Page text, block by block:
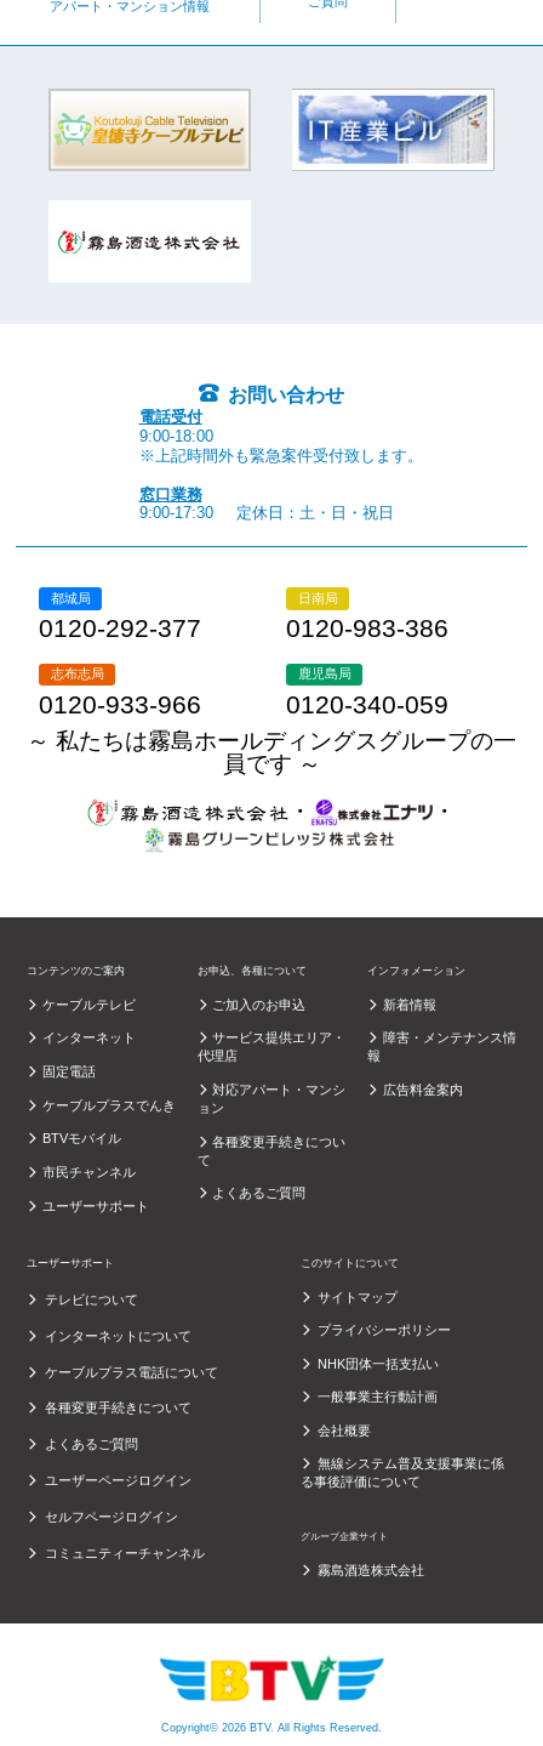
アパート・マンション情報
お問い合わせ
電話受付
9:00-18:00
※上記時間外も緊急案件受付致します。
窓口業務
9:00-17:30
定休日：土・日・祝日
都城局
0120-292-377
日南局
0120-983-386
志布志局
0120-933-966
鹿児島局
0120-340-059
～ 私たちは霧島ホールディングスグループの一
員です ～
・
・
コンテンツのご案内
ケーブルテレビ
インターネット
固定電話
ケーブルプラスでんき
BTVモバイル
市民チャンネル
ユーザーサポート
お申込、各種について
ご加入のお申込
サービス提供エリア・
代理店
対応アパート・マンシ
ョン
各種変更手続きについ
て
よくあるご質問
インフォメーション
新着情報
障害・メンテナンス情
報
広告料金案内
ユーザーサポート
テレビについて
インターネットについて
ケーブルプラス電話について
各種変更手続きについて
よくあるご質問
ユーザーページログイン
セルフページログイン
コミュニティーチャンネル
このサイトについて
サイトマップ
プライバシーポリシー
NHK団体一括支払い
一般事業主行動計画
会社概要
無線システム普及支援事業に係
る事後評価について
グループ企業サイト
霧島酒造株式会社
Copyright© 2026 BTV. All Rights Reserved.